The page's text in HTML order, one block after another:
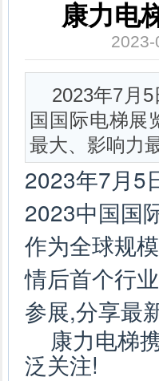
康力电
2023年7月
国国际电梯展
最大、影响力
2023年7月5
2023中国国
作为全球规
情后首个行
参展,分享最
康力电梯
泛关注!